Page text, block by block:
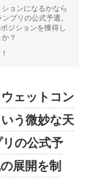
ョンになるかなら
プリの公式予選。
ジションを獲得し
？
ェットコン
う微妙な天
の公式予
展開を制